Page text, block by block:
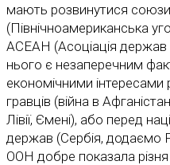
мають розвинутися
(Північноамериканська
АСЕАН (Асоціація держав
нього є незаперечним
економічними
гравців (війна в
Лівії, Ємені), або перед
держав (Сербія, додаємо
ООН добре показала різня